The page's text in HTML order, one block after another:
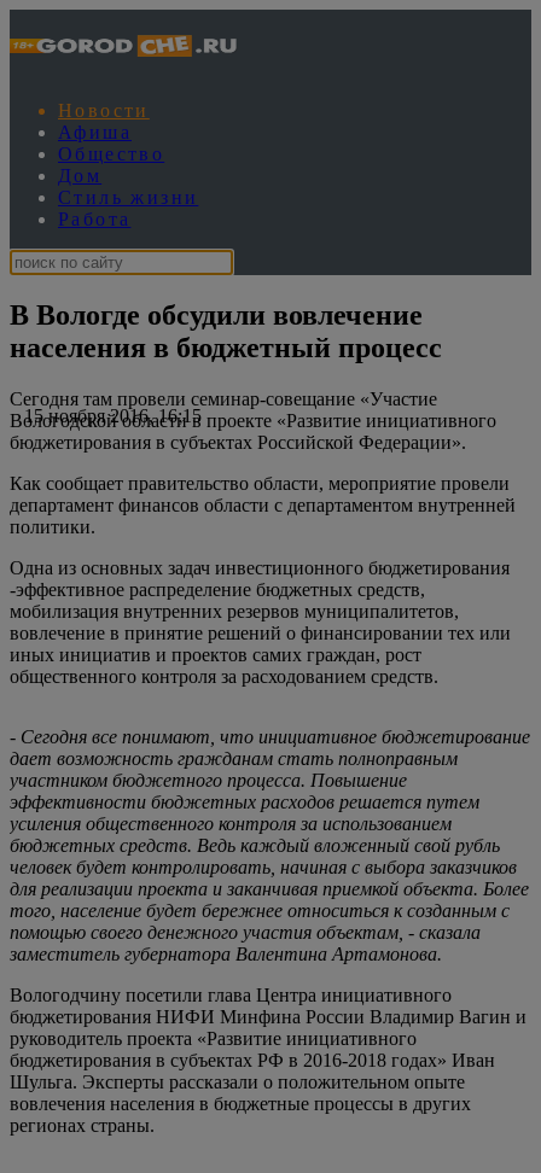
Новости
Афиша
Общество
Дом
Стиль жизни
Работа
В Вологде обсудили вовлечение
населения в бюджетный процесс
15 ноября 2016, 16:15
Сегодня там провели семинар-совещание «Участие
Вологодской области в проекте «Развитие инициативного
бюджетирования в субъектах Российской Федерации».
Как сообщает правительство области, мероприятие провели
департамент финансов области с департаментом внутренней
политики.
Одна из основных задач инвестиционного бюджетирования
-эффективное распределение бюджетных средств,
мобилизация внутренних резервов муниципалитетов,
вовлечение в принятие решений о финансировании тех или
иных инициатив и проектов самих граждан, рост
общественного контроля за расходованием средств.
- Сегодня все понимают, что инициативное бюджетирование
дает возможность гражданам стать полноправным
участником бюджетного процесса. Повышение
эффективности бюджетных расходов решается путем
усиления общественного контроля за использованием
бюджетных средств. Ведь каждый вложенный свой рубль
человек будет контролировать, начиная с выбора заказчиков
для реализации проекта и заканчивая приемкой объекта. Более
того, население будет бережнее относиться к созданным с
помощью своего денежного участия объектам, - сказала
заместитель губернатора Валентина Артамонова.
Вологодчину посетили глава Центра инициативного
бюджетирования НИФИ Минфина России Владимир Вагин и
руководитель проекта «Развитие инициативного
бюджетирования в субъектах РФ в 2016-2018 годах» Иван
Шульга. Эксперты рассказали о положительном опыте
вовлечения населения в бюджетные процессы в других
регионах страны.